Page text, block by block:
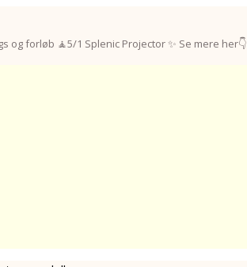
og forløb 🧘5/1 Splenic Projector✨ Se mere her👇